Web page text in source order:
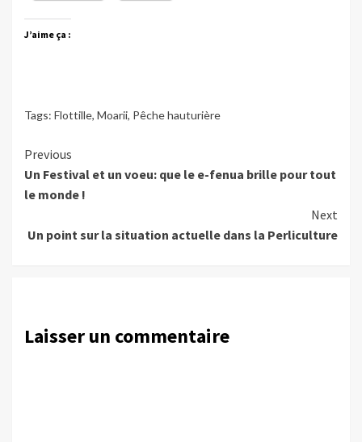
J’aime ça :
Tags: Flottille, Moarii, Pêche hauturière
Continue
Reading
Previous
Un Festival et un voeu: que le e-fenua brille pour tout
le monde !
Next
Un point sur la situation actuelle dans la Perliculture
Laisser un commentaire